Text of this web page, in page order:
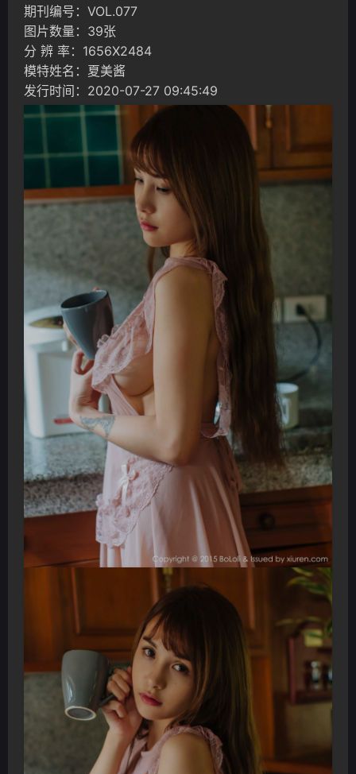
期刊编号：VOL.077
图片数量：39张
分 辨 率：1656X2484
模特姓名：夏美酱
发行时间：2020-07-27 09:45:49